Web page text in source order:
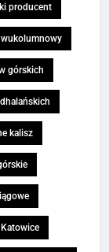
producent
górskich
kalisz